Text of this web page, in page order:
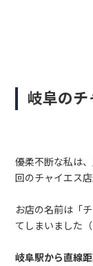
岐阜の
優柔不断な私は
回のチャイエス
お店の名前は「
てしまいました（
岐阜駅から直線